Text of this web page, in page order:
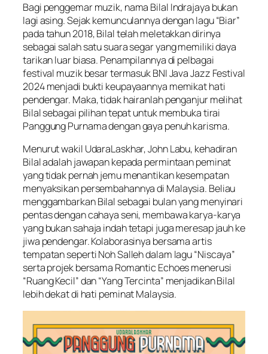
Bagi penggemar muzik, nama Bilal Indrajaya bukan
lagi asing. Sejak kemunculannya dengan lagu “Biar”
pada tahun 2018, Bilal telah meletakkan dirinya
sebagai salah satu suara segar yang memiliki daya
tarikan luar biasa. Penampilannya di pelbagai
festival muzik besar termasuk BNI Java Jazz Festival
2024 menjadi bukti keupayaannya memikat hati
pendengar. Maka, tidak hairanlah penganjur melihat
Bilal sebagai pilihan tepat untuk membuka tirai
Panggung Purnama dengan gaya penuh karisma.
Menurut wakil UdaraLaskhar, John Labu, kehadiran
Bilal adalah jawapan kepada permintaan peminat
yang tidak pernah jemu menantikan kesempatan
menyaksikan persembahannya di Malaysia. Beliau
menggambarkan Bilal sebagai bulan yang menyinari
pentas dengan cahaya seni, membawa karya-karya
yang bukan sahaja indah tetapi juga meresap jauh ke
jiwa pendengar. Kolaborasinya bersama artis
tempatan seperti Noh Salleh dalam lagu “Niscaya”
serta projek bersama Romantic Echoes menerusi
“Ruang Kecil” dan “Yang Tercinta” menjadikan Bilal
lebih dekat di hati peminat Malaysia.